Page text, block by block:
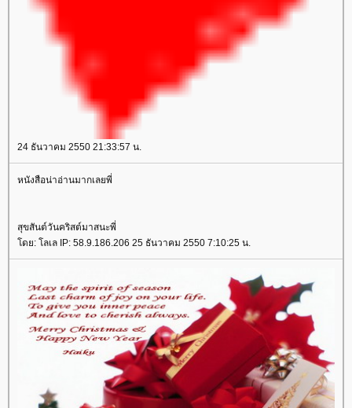
24 ธันวาคม 2550 21:33:57 น.
หนังสือน่าอ่านมากเลยพี่
สุขสันต์วันคริสต์มาสนะพี่
ดย: โลเล IP: 58.9.186.206 25 ธันวาคม 2550 7:10:25 น.